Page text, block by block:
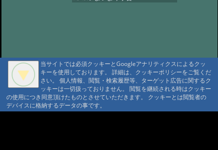
#546:山の神様に歓迎されています
ね
@ '10 10/19 08:20
#545: 沼巡り最終日 @ '10 10/18 11:51
#544:霞ちゃん！ @ '10 10/18 11:32
#543:ヒグマセンター終了
当サイトでは必須クッキーとGoogleアナリティクスによるクッ
キーを使用しております。 詳細は、クッキーポリシーをご覧くだ
さい。 個人情報、閲覧・検索履歴等、ターゲット広告に関するク
ッキーは一切扱っておりません。 閲覧を継続される時はクッキー
の使用につき同意頂けたものとさせていただきます。 クッキーとは閲覧者の
デバイスに格納するデータの事です。